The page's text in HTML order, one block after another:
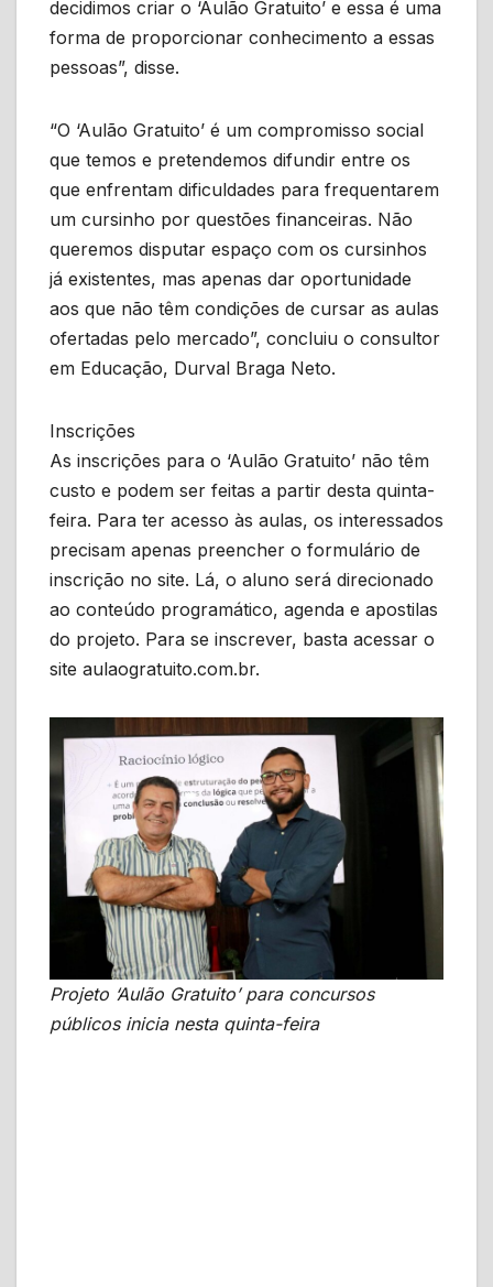
decidimos criar o ‘Aulão Gratuito’ e essa é uma
forma de proporcionar conhecimento a essas
pessoas”, disse.
“O ‘Aulão Gratuito’ é um compromisso social
que temos e pretendemos difundir entre os
que enfrentam dificuldades para frequentarem
um cursinho por questões financeiras. Não
queremos disputar espaço com os cursinhos
já existentes, mas apenas dar oportunidade
aos que não têm condições de cursar as aulas
ofertadas pelo mercado”, concluiu o consultor
em Educação, Durval Braga Neto.
Inscrições
As inscrições para o ‘Aulão Gratuito’ não têm
custo e podem ser feitas a partir desta quinta-
feira. Para ter acesso às aulas, os interessados
precisam apenas preencher o formulário de
inscrição no site. Lá, o aluno será direcionado
ao conteúdo programático, agenda e apostilas
do projeto. Para se inscrever, basta acessar o
site aulaogratuito.com.br.
Projeto ‘Aulão Gratuito’ para concursos
públicos inicia nesta quinta-feira